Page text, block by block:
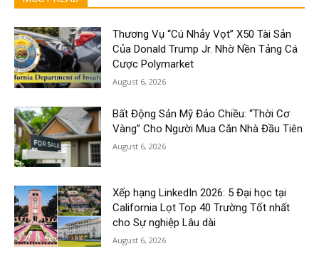
Thương Vụ “Cú Nhảy Vọt” X50 Tài Sản
Của Donald Trump Jr. Nhờ Nền Tảng Cá
Cược Polymarket
August 6, 2026
Bất Động Sản Mỹ Đảo Chiều: “Thời Cơ
Vàng” Cho Người Mua Căn Nhà Đầu Tiên
August 6, 2026
Xếp hạng LinkedIn 2026: 5 Đại học tại
California Lọt Top 40 Trường Tốt nhất
cho Sự nghiệp Lâu dài
August 6, 2026